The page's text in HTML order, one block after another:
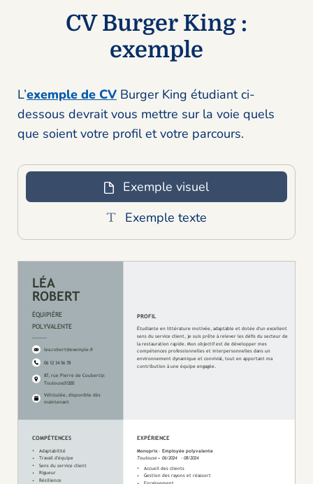
CV Burger King :
exemple
L’exemple de CV Burger King étudiant ci-
dessous devrait vous mettre sur la voie quels
que soient votre profil et votre parcours.
Exemple visuel
Exemple texte